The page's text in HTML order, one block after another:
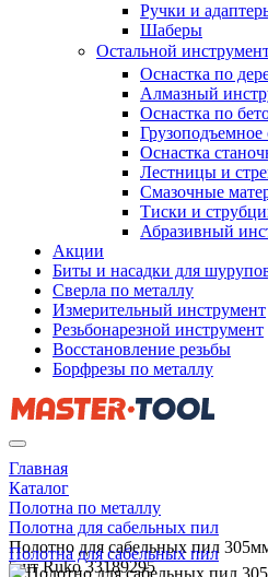
Ручки и
Шаберы
Остальной
Оснастка по
Алмазный
Оснастка по
Грузоподъемное
Оснастка
Лестницы и
Смазочные
Тиски и
Абразивный
Акции
Биты и насадки для
Сверла по металлу
Измерительный инструмент
Резьбонарезной инструмент
Восстановление резьбы
Борфрезы по металлу
Главная
Каталог
Полотна по металлу
Полотна для сабельных пил
Полотно для сабельных пил
5шт Ruko 33189295
Полотна для сабельных пил